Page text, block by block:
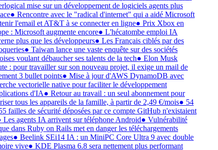
mise sur un développement de logiciels agents plus
●Rencontre avec le "radical d'internet" qui a aidé Microsoft
l'email et AT&T à se connecter en ligne●Prix Xbox en
: Microsoft augmente encore●L'hécatombe emploi IA
plus que les développeurs●Les Français ciblés par des
●Taiwan lance une vaste enquête sur des sociétés
voulant débaucher ses talents de la tech●Elon Musk
: pour travailler sur son nouveau projet, il exige un mail de
3 bullet points●Mise à jour d'AWS DynamoDB avec
vectorielle native pour faciliter le développement
d'IA●Retour au travail : un seul abonnement pour
tous les appareils de la famille, à partir de 2,49 €/mois●54
failles de sécurité déposées par ce compte GitHub n'existaient
Les agents IA arrivent sur téléphone Android●Vulnérabilité
dans Ruby on Rails met en danger les téléchargements
●Beelink SEi14 IA : un MiniPC Core Ultra 9 avec double
vive●KDE Plasma 6.8 sera nettement plus performant